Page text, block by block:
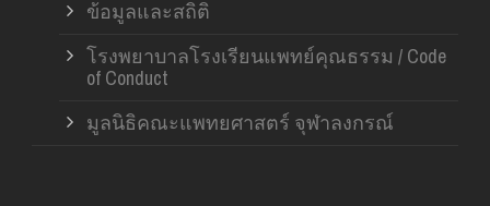
ข้อมูลและสถิติ
โรงพยาบาลโรงเรียนแพทย์คุณธรรม / Code
of Conduct
มูลนิธิคณะแพทยศาสตร์ จุฬาลงกรณ์